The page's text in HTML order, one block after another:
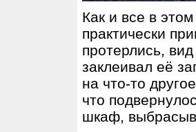
Как и все в
практически
протерлись,
заклеивал её
на что-то
что
шкаф,